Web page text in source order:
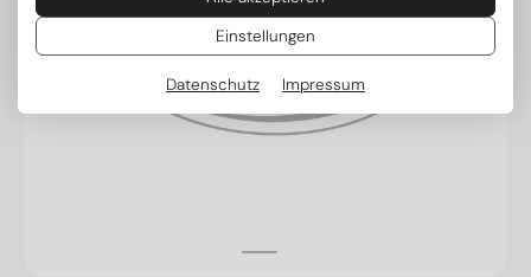
Einstellungen
Datenschutz Impressum